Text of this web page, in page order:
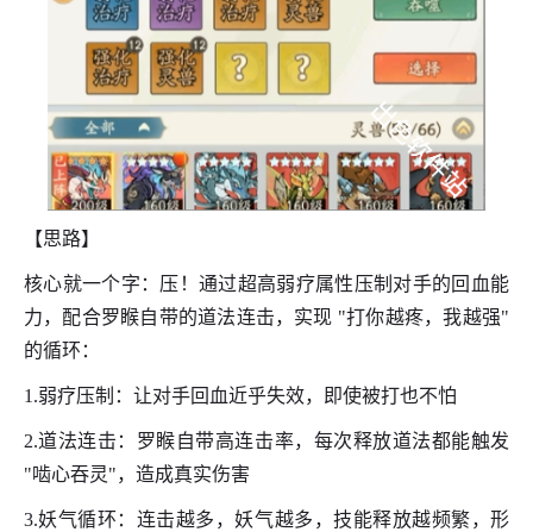
【思路】
核心就一个字：压！通过超高弱疗属性压制对手的回血能
力，配合罗睺自带的道法连击，实现 "打你越疼，我越强"
的循环：
1.弱疗压制：让对手回血近乎失效，即使被打也不怕
2.道法连击：罗睺自带高连击率，每次释放道法都能触发
"啮心吞灵"，造成真实伤害
3.妖气循环：连击越多，妖气越多，技能释放越频繁，形